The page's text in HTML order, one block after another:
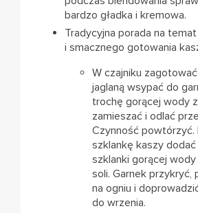
bardzo gładka i kremowa.
Tradycyjna porada na
i smacznego gotowania
W czajniku
jaglaną wsypać do
trochę gorącej wody
zamieszać i odlać
Czynność powtórzyć.
szklankę kaszy dodać
szklanki gorącej
soli. Garnek przykryć,
na ogniu i
do wrzenia.